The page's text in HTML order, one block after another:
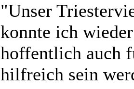
"Unser
konnte ich
hoffentlich auch
hilfreich sein